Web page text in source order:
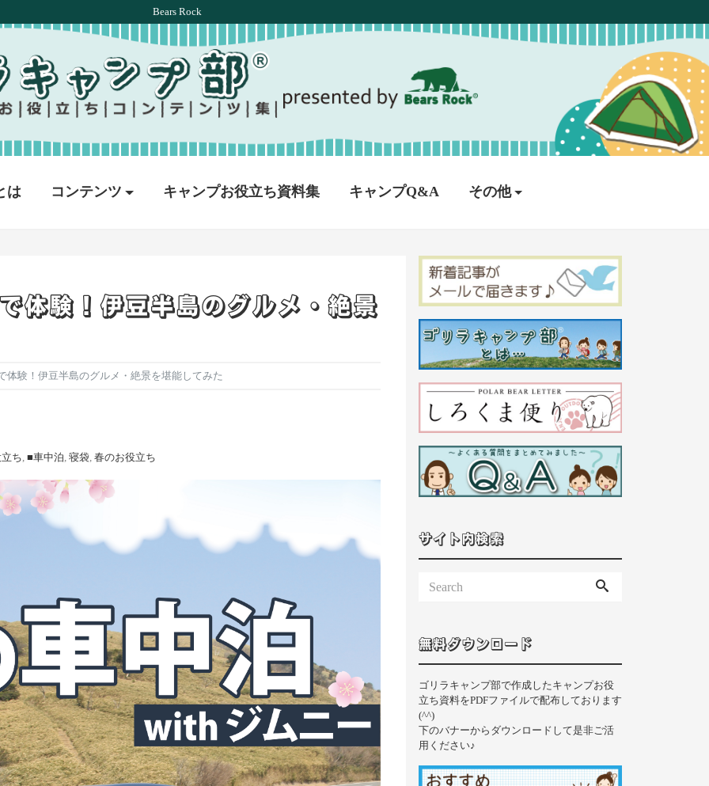
Bears Rock
は コンテンツ キャンプお役立ち資料集 キャンプQ&A その他
体験！伊豆半島のグルメ・絶景
体験！伊豆半島のグルメ・絶景を堪能してみた
ち, ■車中泊, 寝袋, 春のお役立ち
サイト内検索
無料ダウンロード
ゴリラキャンプ部で作成したキャンプお役
立ち資料をPDFファイルで配布しております
(^^)
下のバナーからダウンロードして是非ご活
用ください♪